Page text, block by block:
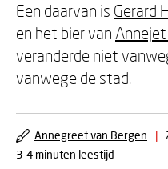
Een daarvan is Gerard
en het bier van
veranderde niet
vanwege de stad.
Annegreet van Bergen |
3-4 minuten leestijd